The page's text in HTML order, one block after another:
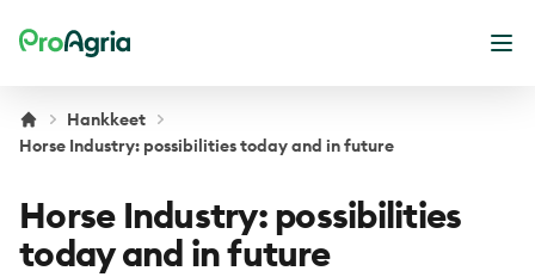
ProAgria
Hankkeet
Horse Industry: possibilities today and in future
Horse Industry: possibilities
today and in future